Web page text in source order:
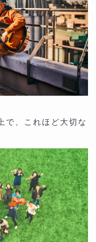
で、これほど大切な